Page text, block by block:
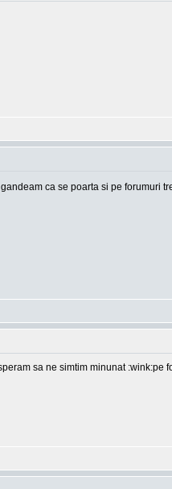
ca se poarta si pe forumuri
sa ne simtim minunat :wink:pe